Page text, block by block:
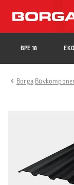
BPE 18
Borga